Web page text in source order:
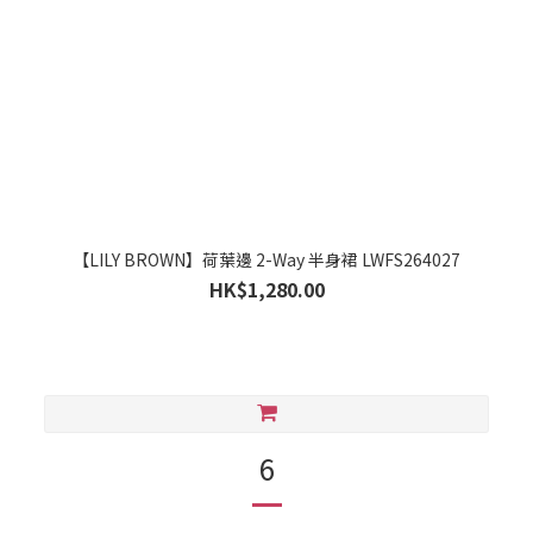
【LILY BROWN】荷葉邊 2-Way 半身裙 LWFS264027
HK$1,280.00
6